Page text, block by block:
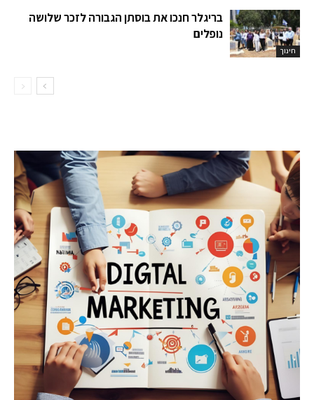
חינוך
בריגלר חנכו את בוסתן הגבורה לזכר שלושה
נופלים